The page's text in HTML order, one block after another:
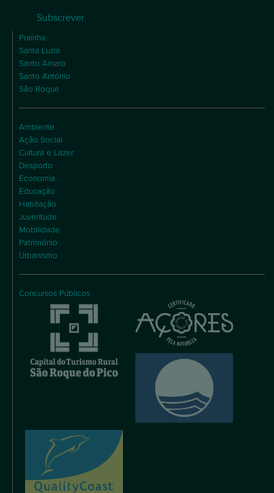
Subscrever
Praínha
Santa Luzia
Santo Amaro
Santo António
São Roque
Ambiente
Ação Social
Cultura e Lazer
Desporto
Economia
Educação
Habitação
Juventude
Mobilidade
Património
Urbanismo
Concursos Públicos